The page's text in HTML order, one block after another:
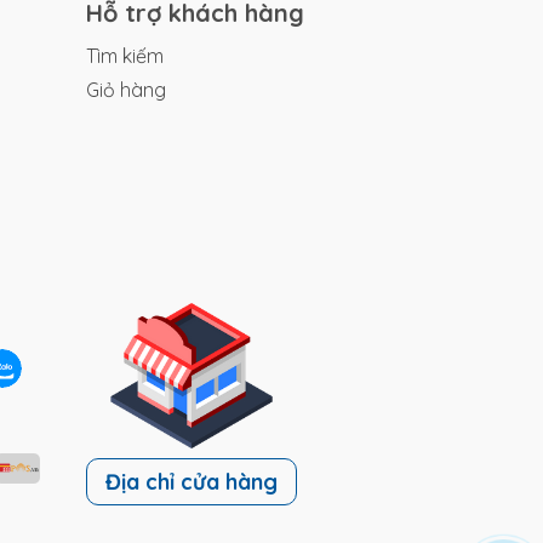
Hỗ trợ khách hàng
Tìm kiếm
Giỏ hàng
Địa chỉ cửa hàng